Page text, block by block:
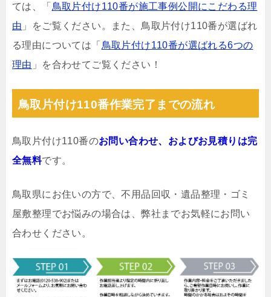
ては、「 鳥取片付け110番が施工事例公開にこだわる理
由 」をご覧ください。また、鳥取片付け110番が選ばれ
る理由については「 鳥取片付け110番が選ばれる6つの
理由 」を合わせてご覧ください！
鳥取片付け110番作業完了までの流れ
鳥取片付け110番のお問い合わせ、およびお見積りは完
全無料です。
鳥取県にお住いの方で、不用品回収・遺品整理・ゴミ
屋敷整理でお悩みの場合は、弊社までお気軽にお問い
合わせください。